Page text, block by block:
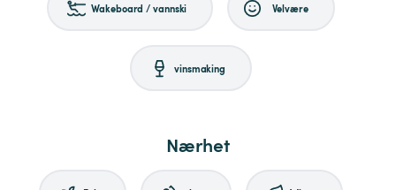
Wakeboard / vannski Velvære
vinsmaking
Nærhet